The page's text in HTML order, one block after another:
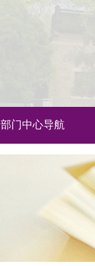
部门中心导航